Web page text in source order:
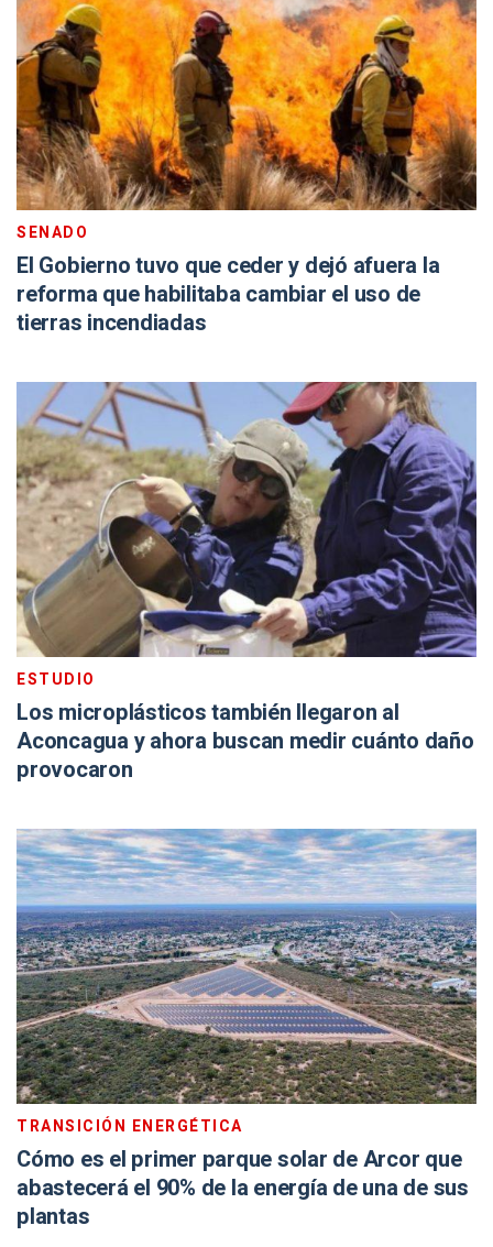
SENADO
El Gobierno tuvo que ceder y dejó afuera la
reforma que habilitaba cambiar el uso de
tierras incendiadas
ESTUDIO
Los microplásticos también llegaron al
Aconcagua y ahora buscan medir cuánto daño
provocaron
TRANSICIÓN ENERGÉTICA
Cómo es el primer parque solar de Arcor que
abastecerá el 90% de la energía de una de sus
plantas